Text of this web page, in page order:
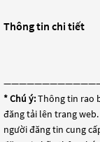
Thông tin chi tiết
* Chú ý:Thông tin rao
đăng tải lên trang
người đăng tin cung